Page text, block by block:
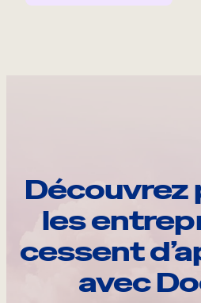
Découvrez
les
cessent
avec